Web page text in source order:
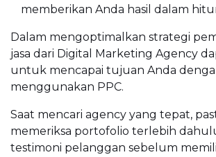
memberikan Anda hasil dalam
Dalam mengoptimalkan strategi
jasa dari Digital Marketing Agency
untuk mencapai tujuan Anda
menggunakan PPC.
Saat mencari agency yang tepat,
memeriksa portofolio terlebih
testimoni pelanggan sebelum